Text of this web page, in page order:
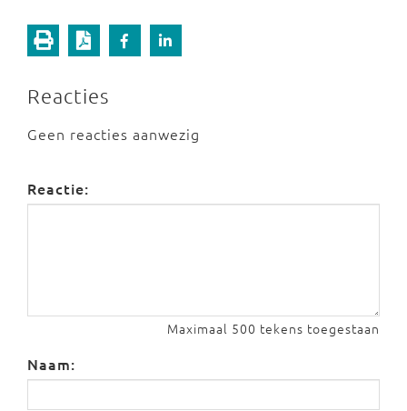
Reacties
Geen reacties aanwezig
Reactie:
Maximaal 500 tekens toegestaan
Naam: